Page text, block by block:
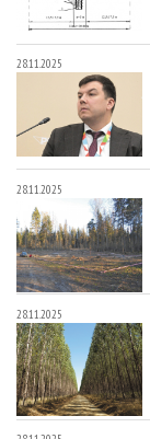
28.11.2025
28.11.2025
28.11.2025